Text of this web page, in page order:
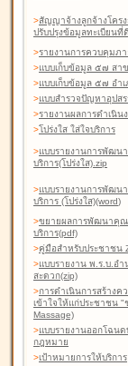
>สัญญาจ้างลูกจ้างโคร
ปรับปรุงข้อมูลทะเบียนที่
>รายงานการควบคุมภ
>แบบเก็บข้อมูล ๕๗ สา
>แบบเก็บข้อมูล ๕๗ อำเ
>แบบสำรวจปัญหาอุปส
>รายงานผลการดำเนิน
>โปร่งใส ใส่ใจบริการ
>แบบรายงานการพัฒน
บริการ(โปร่งใส).zip
>แบบรายงานการพัฒน
บริการ (โปร่งใส)(word)
>ขยายผลการพัฒนาคุณ
บริการ(pdf)
>คู่มือสำหรับประชาชน
>แบบรายงาน พ.ร.บ.อ
สะดวก(zip)
>การดำเนินการสร้างค
เข้าใจให้แก่ประชาชน
Massage)
>แบบรายงานออกโฉน
กฎหมาย
>เป้าหมายการให้บริการ